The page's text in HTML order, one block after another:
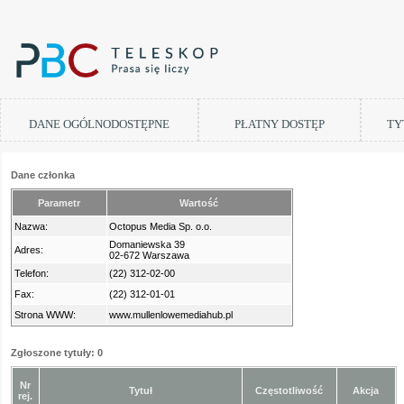
DANE OGÓLNODOSTĘPNE PŁATNY DOSTĘP
Dane członka
Parametr Wartość
Nazwa: Octopus Media Sp. o.o.
Adres:
Domaniewska 39
02-672 Warszawa
Telefon:
(22) 312-02-00
Fax:
(22) 312-01-01
Strona WWW:
www.mullenlowemediahub.pl
Zgłoszone tytuły: 0
Nr
rej.
Tytuł Częstotliwość Akcja